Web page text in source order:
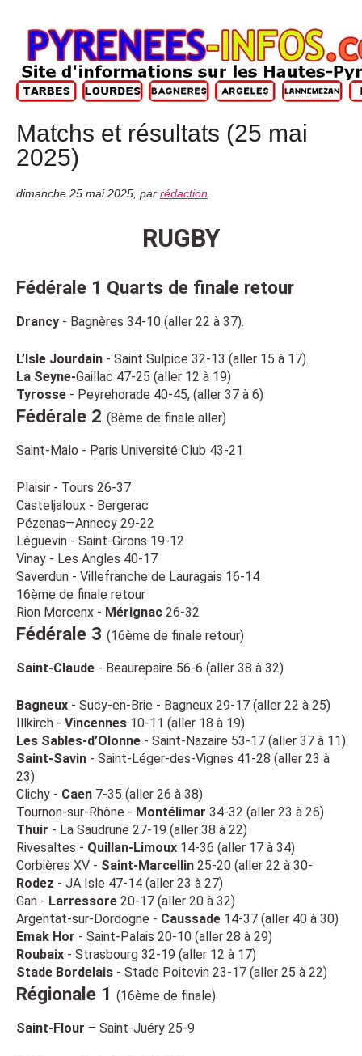
Matchs et résultats (25 mai
2025)
dimanche 25 mai 2025 par rédaction
RUGBY
Fédérale 1 Quarts de finale retour
Drancy - Bagnères 34-10 (aller 22 à 37).
L’Isle Jourdain - Saint Sulpice 32-13 (aller 15 à 17).
La Seyne-Gaillac 47-25 (aller 12 à 19)
Tyrosse - Peyrehorade 40-45, (aller 37 à 6)
Fédérale 2 (8ème de finale aller)
Saint-Malo - Paris Université Club 43-21
Plaisir - Tours 26-37
Casteljaloux - Bergerac
Pézenas—Annecy 29-22
Léguevin - Saint-Girons 19-12
Vinay - Les Angles 40-17
Saverdun - Villefranche de Lauragais 16-14
16ème de finale retour
Rion Morcenx - Mérignac 26-32
Fédérale 3 (16ème de finale retour)
Saint-Claude - Beaurepaire 56-6 (aller 38 à 32)
Bagneux - Sucy-en-Brie - Bagneux 29-17 (aller 22 à 25)
Illkirch - Vincennes 10-11 (aller 18 à 19)
Les Sables-d’Olonne - Saint-Nazaire 53-17 (aller 37 à 11)
Saint-Savin - Saint-Léger-des-Vignes 41-28 (aller 23 à
23)
Clichy - Caen 7-35 (aller 26 à 38)
Tournon-sur-Rhône - Montélimar 34-32 (aller 23 à 26)
Thuir - La Saudrune 27-19 (aller 38 à 22)
Rivesaltes - Quillan-Limoux 14-36 (aller 17 à 34)
Corbières XV - Saint-Marcellin 25-20 (aller 22 à 30-
Rodez - JA Isle 47-14 (aller 23 à 27)
Gan - Larressore 20-17 (aller 20 à 32)
Argentat-sur-Dordogne - Caussade 14-37 (aller 40 à 30)
Emak Hor - Saint-Palais 20-10 (aller 28 à 29)
Roubaix - Strasbourg 32-19 (aller 12 à 17)
Stade Bordelais - Stade Poitevin 23-17 (aller 25 à 22)
Régionale 1 (16ème de finale)
Saint-Flour – Saint-Juéry 25-9